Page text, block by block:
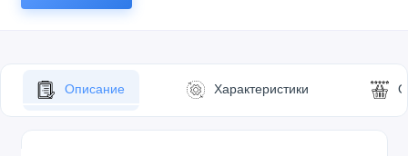
Описание Характеристики